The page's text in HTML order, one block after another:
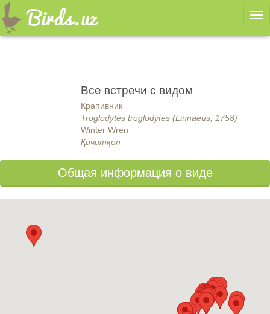
Все встречи с видом
Крапивник
Troglodytes troglodytes (Linnaeus, 1758)
Winter Wren
Қичитқон
Общая информация о виде